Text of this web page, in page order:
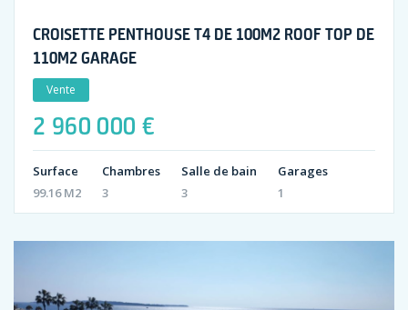
CROISETTE PENTHOUSE T4 DE 100M2 ROOF TOP DE
110M2 GARAGE
Vente
2 960 000 €
Surface
99.16 M2
Chambres
3
Salle de bain
3
Garages
1